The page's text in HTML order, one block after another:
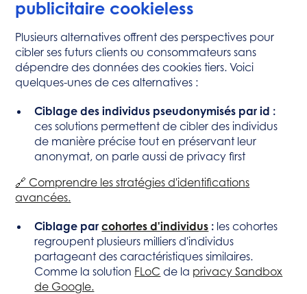
publicitaire cookieless
Plusieurs alternatives offrent des perspectives pour
cibler ses futurs clients ou consommateurs sans
dépendre des données des cookies tiers. Voici
quelques-unes de ces alternatives :
Ciblage des individus pseudonymisés par id :
ces solutions permettent de cibler des individus
de manière précise tout en préservant leur
anonymat, on parle aussi de privacy first
🔗 Comprendre les stratégies d'identifications
avancées.
Ciblage parcohortes d'individus : les cohortes
regroupent plusieurs milliers d'individus
partageant des caractéristiques similaires.
Comme la solution FLoC de la privacy Sandbox
de Google.